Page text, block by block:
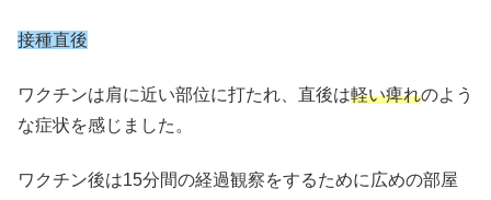
接種直後
ワクチンは肩に近い部位に打たれ、直後は軽い痺れのよう
な症状を感じました。
ワクチン後は15分間の経過観察をするために広めの部屋